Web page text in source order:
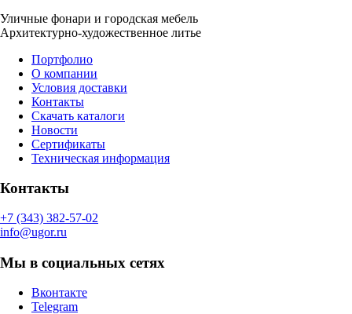
Уличные фонари и городская мебель
Архитектурно-художественное литье
Портфолио
О компании
Условия доставки
Контакты
Скачать каталоги
Новости
Сертификаты
Техническая информация
Контакты
+7 (343) 382-57-02
info@ugor.ru
Мы в социальных сетях
Вконтакте
Telegram